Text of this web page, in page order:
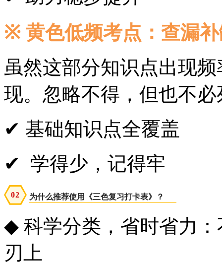
※ 黄色低频考点：查漏
虽然这部分知识点出现
现。忽略不得，但也不必
✔ 基础知识点全覆盖
✔ 学得少，记得牢
02 为什么推荐使用《三色复习打卡表》？
◆ 科学分类，省时省力
刃上